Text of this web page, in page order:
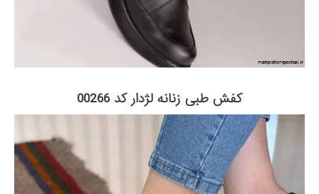
کفش طبی زنانه لژدار کد 00266